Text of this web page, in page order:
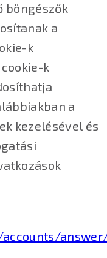
böngészők
a
k
k
a
kezelésével és